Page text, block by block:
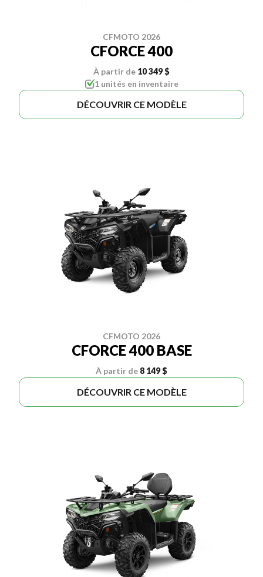
CFMOTO 2026
CFORCE 400
À partir de 10 349 $
1 unités en inventaire
DÉCOUVRIR CE MODÈLE
CFMOTO 2026
CFORCE 400 BASE
À partir de 8 149 $
DÉCOUVRIR CE MODÈLE